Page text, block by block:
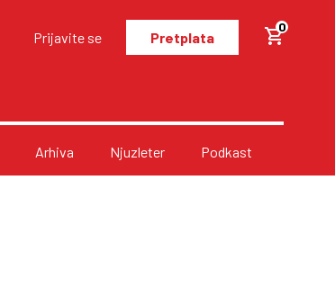
Prijavite se Pretplata
0
Arhiva Njuzleter Podkast